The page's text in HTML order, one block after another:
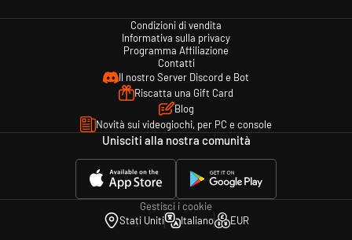
Condizioni di vendita
Informativa sulla privacy
Programma Affiliazione
Contatti
Il nostro Server Discord e Bot
Riscatta una Gift Card
Blog
Novità sui videogiochi, per PC e console
Unisciti alla nostra comunità
Gestisci i cookie
Stati Uniti
Italiano EUR